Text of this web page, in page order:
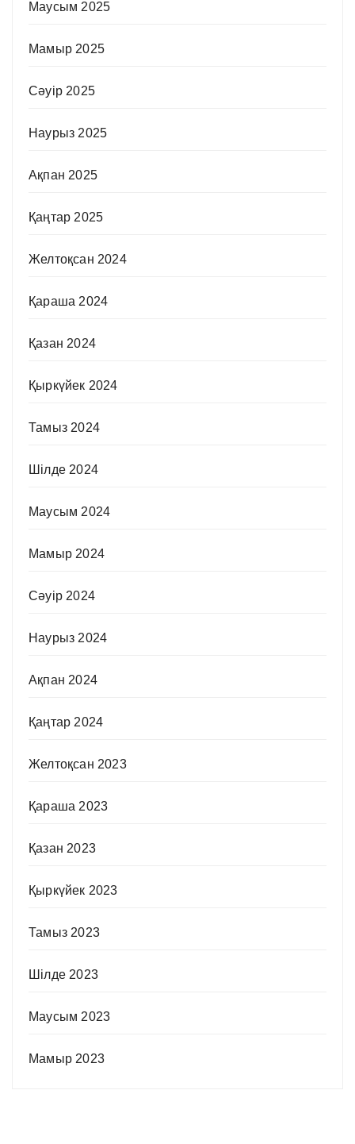
Маусым 2025
Мамыр 2025
Сәуір 2025
Наурыз 2025
Ақпан 2025
Қаңтар 2025
Желтоқсан 2024
Қараша 2024
Қазан 2024
Қыркүйек 2024
Тамыз 2024
Шілде 2024
Маусым 2024
Мамыр 2024
Сәуір 2024
Наурыз 2024
Ақпан 2024
Қаңтар 2024
Желтоқсан 2023
Қараша 2023
Қазан 2023
Қыркүйек 2023
Тамыз 2023
Шілде 2023
Маусым 2023
Мамыр 2023